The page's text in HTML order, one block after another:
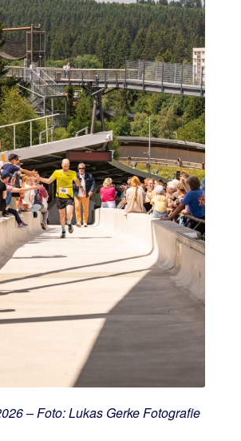
– Foto: Lukas Gerke Fotografie